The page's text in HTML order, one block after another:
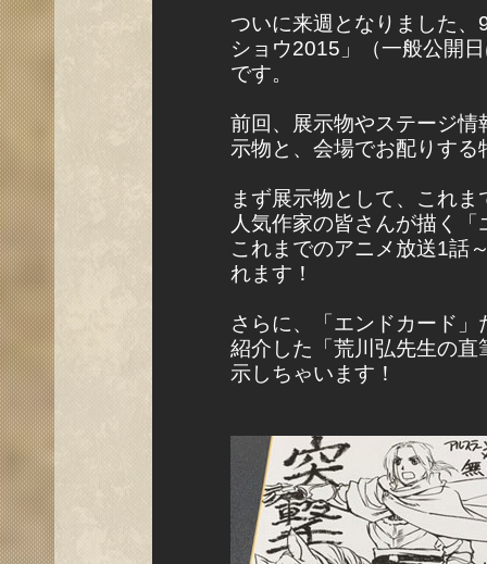
ついに来週となりました
ショウ2015」（一般公開
です。
前回、展示物やステージ
示物と、会場でお配りす
まず展示物として、これ
人気作家の皆さんが描く
これまでのアニメ放送1話
れます！
さらに、「エンドカード
紹介した「荒川弘先生の直
示しちゃいます！